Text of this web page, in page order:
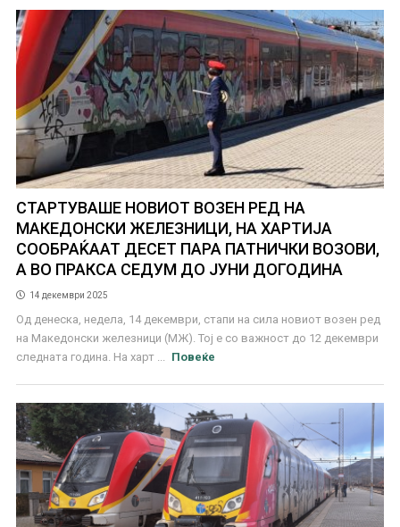
СТАРТУВАШЕ НОВИОТ ВОЗЕН РЕД НА
МАКЕДОНСКИ ЖЕЛЕЗНИЦИ, НА ХАРТИЈА
СООБРАЌААТ ДЕСЕТ ПАРА ПАТНИЧКИ ВОЗОВИ,
А ВО ПРАКСА СЕДУМ ДО ЈУНИ ДОГОДИНА
14 декември 2025
Од денеска, недела, 14 декември, стапи на сила новиот возен ред
на Македонски железници (МЖ). Тој е со важност до 12 декември
следната година. На харт ...
Повеќе